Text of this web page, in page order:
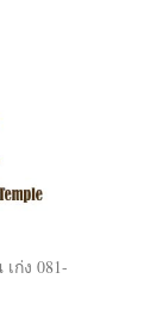
ก่ง 081-